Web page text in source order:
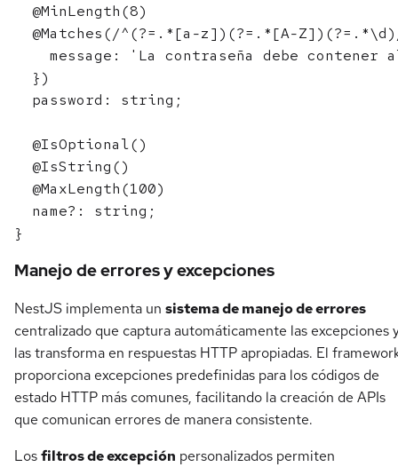
  @MinLength(8)
@Matches(/^(?=.*[a-z])(?=.*[A-
message: 'La contraseña debe contener
  })
  password: string;
  @IsOptional()
  @IsString()
  @MaxLength(100)
  name?: string;
Manejo de errores y excepciones
NestJS implementa un sistema de manejo de errores
centralizado que captura automáticamente las excepciones
las transforma en respuestas HTTP apropiadas. El
proporciona excepciones predefinidas para los códigos de
estado HTTP más comunes, facilitando la creación de APIs
que comunican errores de manera consistente.
Losfiltros de excepción personalizados permiten